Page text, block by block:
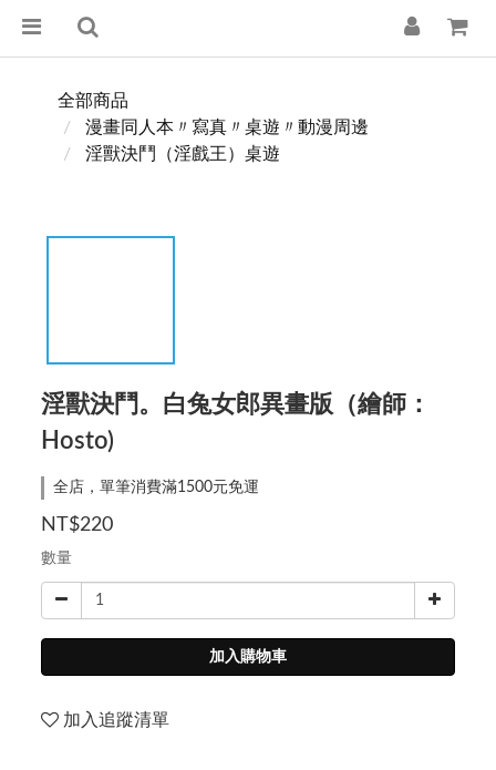
全部商品
漫畫同人本〃寫真〃桌遊〃動漫周邊
淫獸決鬥（淫戲王）桌遊
淫獸決鬥。白兔女郎異畫版（繪師：
Hosto)
全店，單筆消費滿1500元免運
NT$220
數量
加入購物車
加入追蹤清單